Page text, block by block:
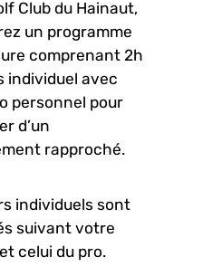
Club du Hainaut,
un programme
comprenant 2h
individuel avec
personnel pour
d’un
rapproché.
individuels sont
suivant votre
celui du pro.